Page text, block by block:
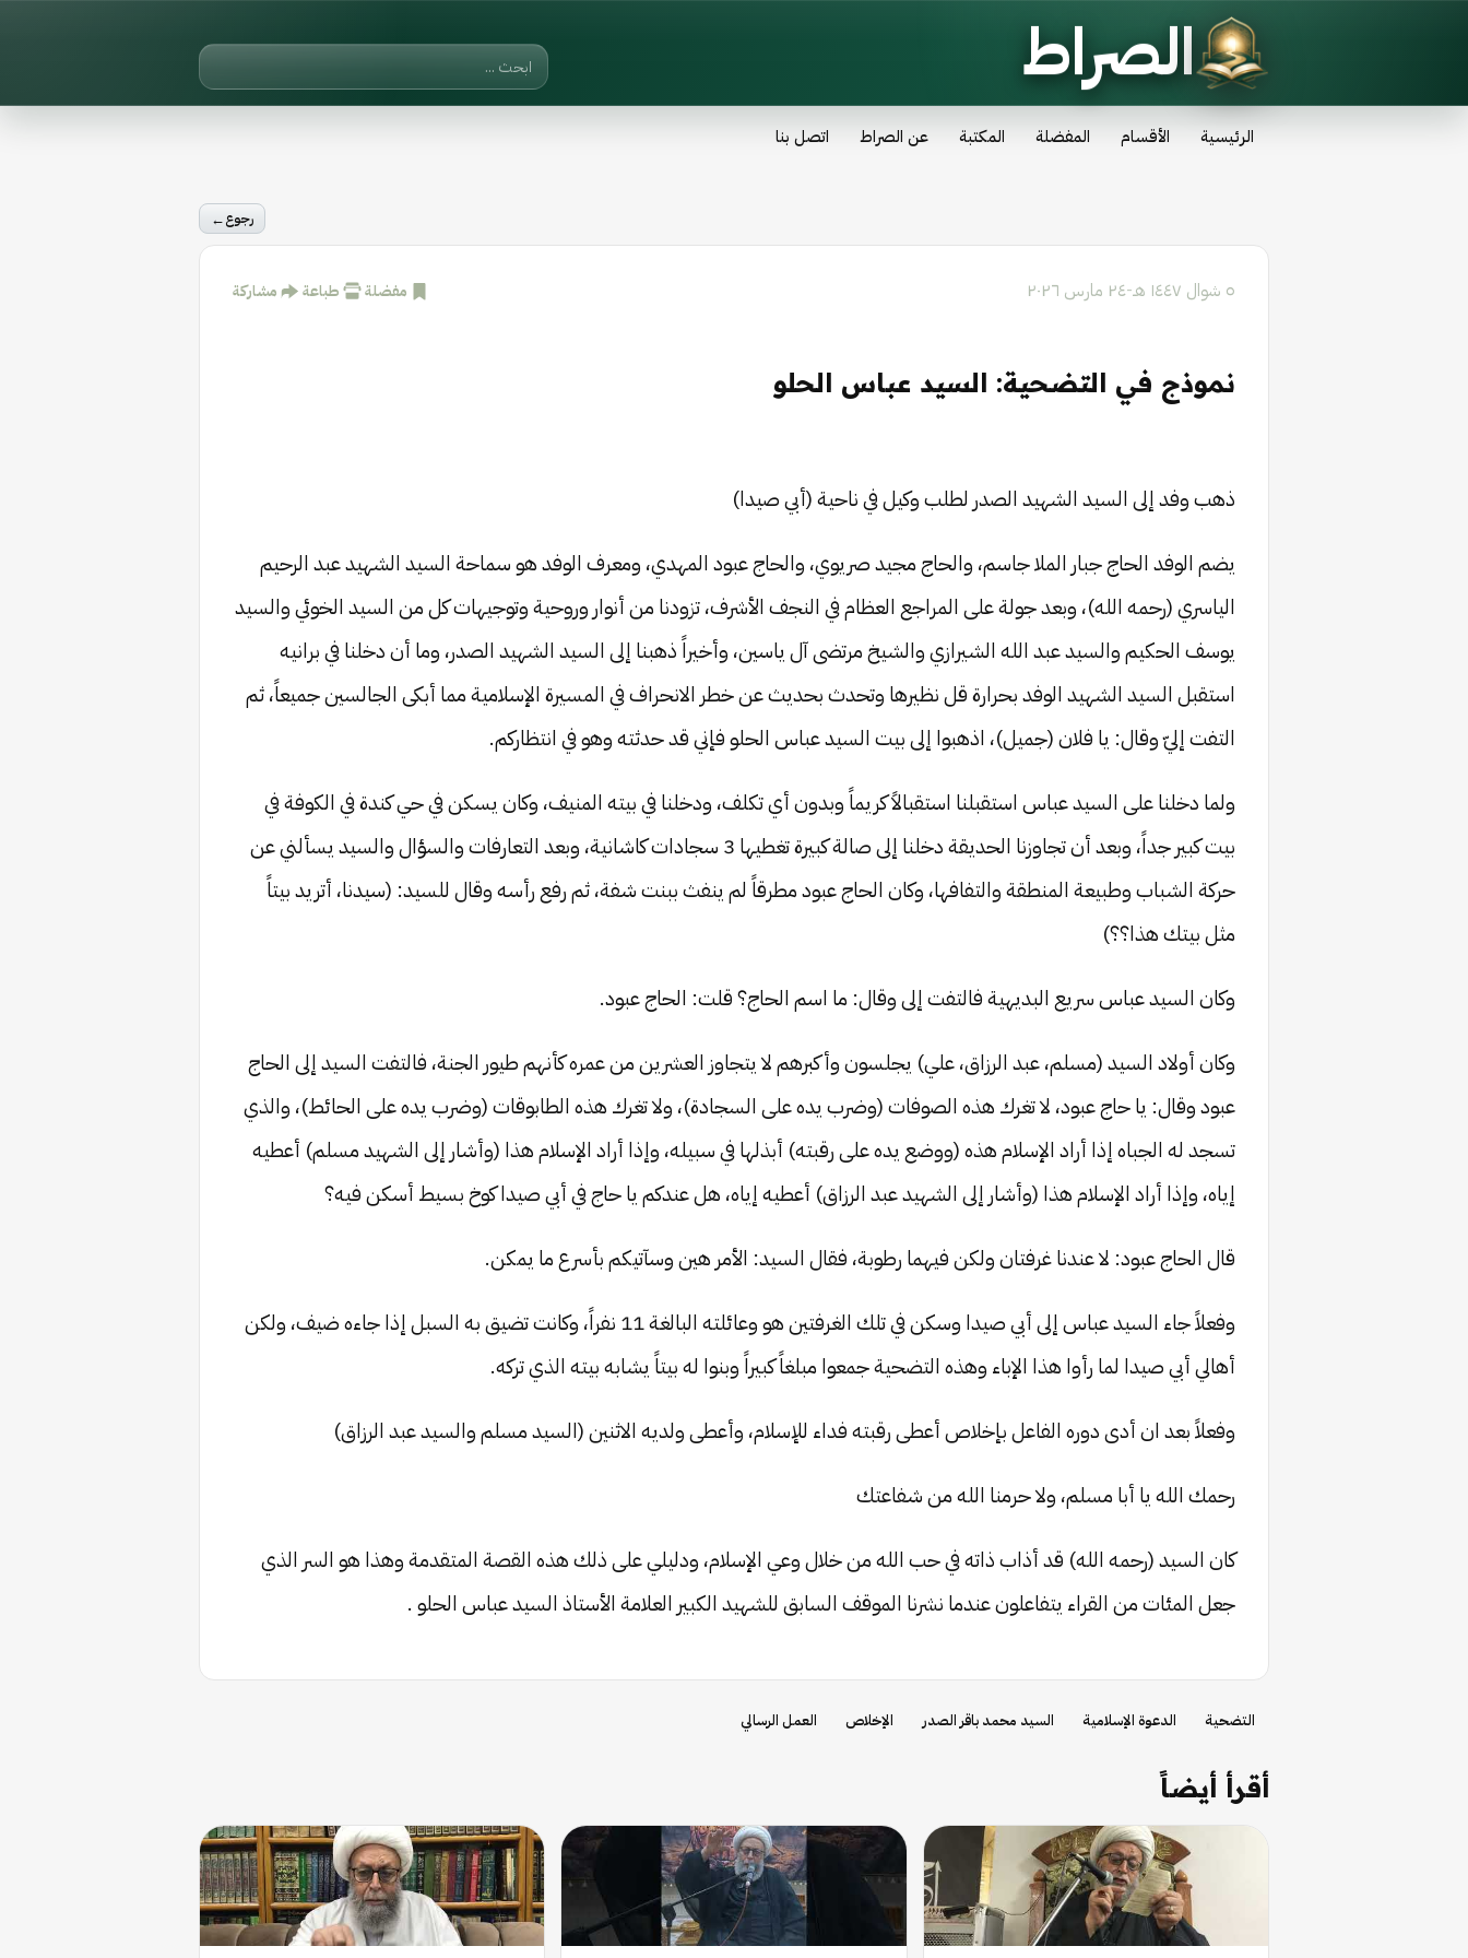
الصراط
الرئيسية الأقسام المفضلة المكتبة عن الصراط اتصل بنا
رجوع←
٥ شوال ١٤٤٧ هـ -٢٤ مارس ٢٠٢٦ مفضلة طباعة مشاركة
نموذج في التضحية: السيد عباس الحلو
ذهب وفد إلى السيد الشهيد الصدر لطلب وكيل في ناحية (أبي صيدا)
يضم الوفد الحاج جبار الملا جاسم، والحاج مجيد صريوي، والحاج عبود المهدي، ومعرف الوفد هو سماحة السيد الشهيد عبد الرحيم
الياسري (رحمه الله)، وبعد جولة على المراجع العظام في النجف الأشرف، تزودنا من أنوار وروحية وتوجيهات كل من السيد الخوئي والسيد
يوسف الحكيم والسيد عبد الله الشيرازي والشيخ مرتضى آل ياسين، وأخيراً ذهبنا إلى السيد الشهيد الصدر، وما أن دخلنا في برانيه
استقبل السيد الشهيد الوفد بحرارة قل نظيرها وتحدث بحديث عن خطر الانحراف في المسيرة الإسلامية مما أبكى الجالسين جميعاً، ثم
التفت إليّ وقال: يا فلان (جميل)، اذهبوا إلى بيت السيد عباس الحلو فإني قد حدثته وهو في انتظاركم.
ولما دخلنا على السيد عباس استقبلنا استقبالاً كريماً وبدون أي تكلف، ودخلنا في بيته المنيف، وكان يسكن في حي كندة في الكوفة في
بيت كبير جداً، وبعد أن تجاوزنا الحديقة دخلنا إلى صالة كبيرة تغطيها 3 سجادات كاشانية، وبعد التعارفات والسؤال والسيد يسألني عن
حركة الشباب وطبيعة المنطقة والتفافها، وكان الحاج عبود مطرقاً لم ينفث ببنت شفة، ثم رفع رأسه وقال للسيد: (سيدنا، أتريد بيتاً
مثل بيتك هذا؟؟)
وكان السيد عباس سريع البديهية فالتفت إلى وقال: ما اسم الحاج؟ قلت: الحاج عبود.
وكان أولاد السيد (مسلم، عبد الرزاق، علي) يجلسون وأكبرهم لا يتجاوز العشرين من عمره كأنهم طيور الجنة، فالتفت السيد إلى الحاج
عبود وقال: يا حاج عبود، لا تغرك هذه الصوفات (وضرب يده على السجادة)، ولا تغرك هذه الطابوقات (وضرب يده على الحائط)، والذي
تسجد له الجباه إذا أراد الإسلام هذه (ووضع يده على رقبته) أبذلها في سبيله، وإذا أراد الإسلام هذا (وأشار إلى الشهيد مسلم) أعطيه
إياه، وإذا أراد الإسلام هذا (وأشار إلى الشهيد عبد الرزاق) أعطيه إياه، هل عندكم يا حاج في أبي صيدا كوخ بسيط أسكن فيه؟
قال الحاج عبود: لا عندنا غرفتان ولكن فيهما رطوبة، فقال السيد: الأمر هين وسآتيكم بأسرع ما يمكن.
وفعلاً جاء السيد عباس إلى أبي صيدا وسكن في تلك الغرفتين هو وعائلته البالغة 11 نفراً، وكانت تضيق به السبل إذا جاءه ضيف، ولكن
أهالي أبي صيدا لما رأوا هذا الإباء وهذه التضحية جمعوا مبلغاً كبيراً وبنوا له بيتاً يشابه بيته الذي تركه.
وفعلاً بعد ان أدى دوره الفاعل بإخلاص أعطى رقبته فداء للإسلام، وأعطى ولديه الاثنين (السيد مسلم والسيد عبد الرزاق)
رحمك الله يا أبا مسلم، ولا حرمنا الله من شفاعتك
كان السيد (رحمه الله) قد أذاب ذاته في حب الله من خلال وعي الإسلام، ودليلي على ذلك هذه القصة المتقدمة وهذا هو السر الذي
جعل المئات من القراء يتفاعلون عندما نشرنا الموقف السابق للشهيد الكبير العلامة الأستاذ السيد عباس الحلو .
التضحية الدعوة الإسلامية السيد محمد باقر الصدر الإخلاص العمل الرسالي
أقرأ أيضاً